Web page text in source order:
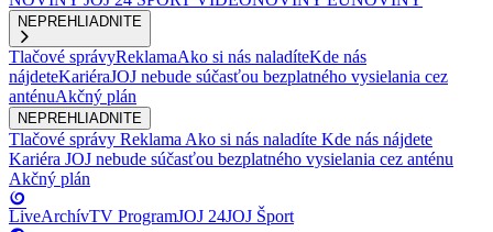
NEPREHLIADNITE
Tlačové správyReklamaAko si nás naladíteKde nás
nájdeteKariéraJOJ nebude súčasťou bezplatného vysielania cez
anténuAkčný plán
NEPREHLIADNITE
Tlačové správy Reklama Ako si nás naladíte Kde nás nájdete
Kariéra JOJ nebude súčasťou bezplatného vysielania cez anténu
Akčný plán
LiveArchívTV ProgramJOJ 24JOJ Šport